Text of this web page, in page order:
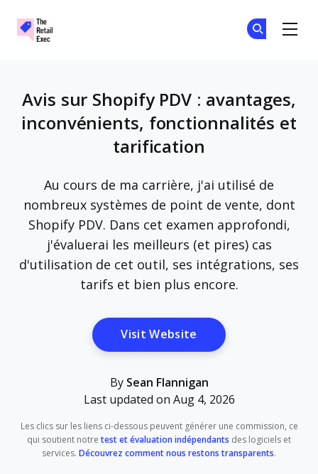
Avis sur Shopify PDV : avantages,
inconvénients, fonctionnalités et
tarification
Au cours de ma carrière, j'ai utilisé de
nombreux systèmes de point de vente, dont
Shopify PDV. Dans cet examen approfondi,
j'évaluerai les meilleurs (et pires) cas
d'utilisation de cet outil, ses intégrations, ses
tarifs et bien plus encore.
Visit Website Opens New Window
By Sean Flannigan
Last updated on Aug 4, 2026
Les clics sur les liens ci-dessous peuvent générer une commission, ce
qui soutient notre test et évaluation indépendants des logiciels et
services. Découvrez comment nous restons transparents.